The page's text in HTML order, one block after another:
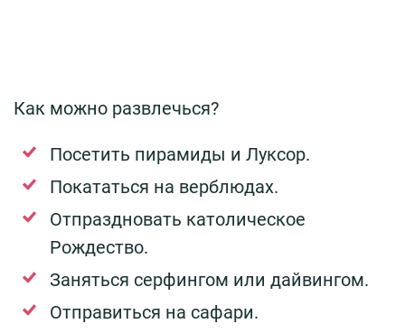
Как можно развлечься?
Посетить пирамиды и Луксор.
Покататься на верблюдах.
Отпраздновать католическое
Рождество.
Заняться серфингом или дайвингом.
Отправиться на сафари.